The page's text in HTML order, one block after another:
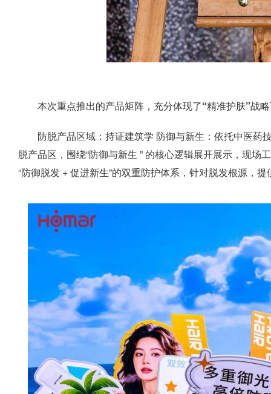
本次重点推出的产品矩阵，充分体现了“精准护肤”战
防脱产品区域：持证建筑学 防御与新生：依托中医药
脱产品区，围绕“防御与新生 ” 的核心逻辑展开展示，现
“防御脱发 + 促进新生”的双重防护体系，针对脱发根源，